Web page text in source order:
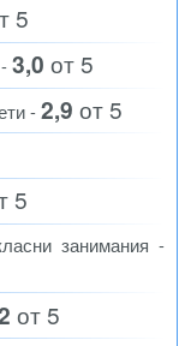
5
3,0 от 5
-2,9 от 5
5
занимания -
от 5